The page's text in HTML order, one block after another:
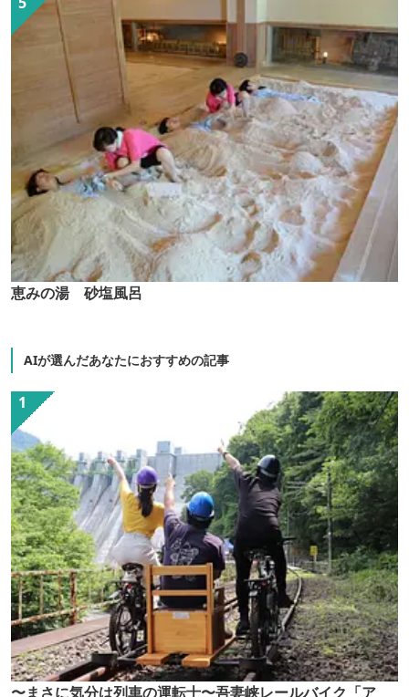
恵みの湯 砂塩風呂
AIが選んだあなたにおすすめの記事
〜まさに気分は列車の運転士〜吾妻峡レールバイク「ア